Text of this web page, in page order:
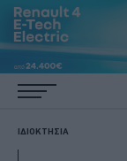
ΙΔΙΟΚΤΗΣΙΑ